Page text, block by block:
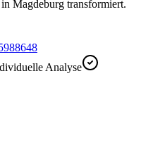
Magdeburg transformiert.
Analyse